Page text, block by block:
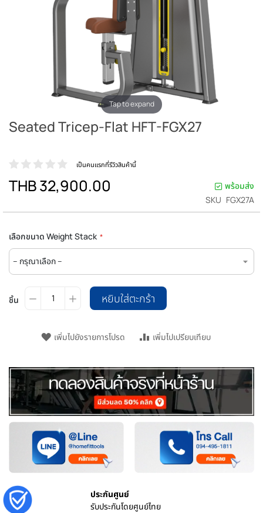
Tap to expand
Seated Tricep-Flat HFT-FGX27
เป็นคนแรกที่รีวิวสินค้านี้
THB 32,900.00
พร้อมส่ง
SKU FGX27A
เลือกขนาด Weight Stack
ชิ้น หยิบใส่ตะกร้า
เพิ่มไปยังรายการโปรด เพิ่มไปเปรียบเทียบ
ประกันศูนย์
รับประกันโดยศูนย์ไทย